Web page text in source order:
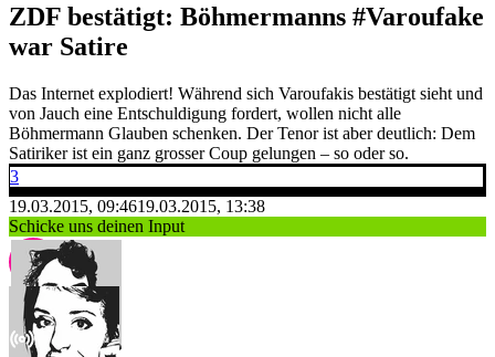
ZDF bestätigt: Böhmermanns #Varoufake
war Satire
Das Internet explodiert! Während sich Varoufakis bestätigt sieht und
von Jauch eine Entschuldigung fordert, wollen nicht alle
Böhmermann Glauben schenken. Der Tenor ist aber deutlich: Dem
Satiriker ist ein ganz grosser Coup gelungen – so oder so.
3
19.03.2015, 09:4619.03.2015, 13:38
Schicke uns deinen Input